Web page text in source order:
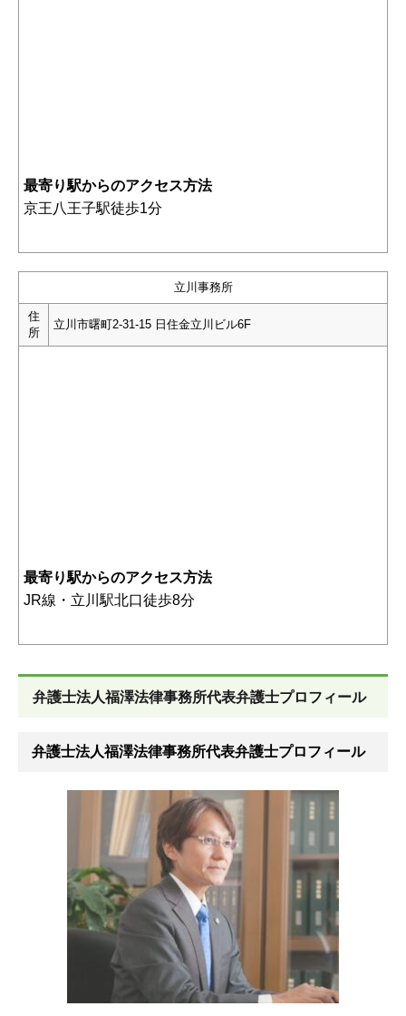
最寄り駅からのアクセス方法
京王八王子駅徒歩1分
立川事務所
住
所
立川市曙町2-31-15 日住金立川ビル6F
最寄り駅からのアクセス方法
JR線・立川駅北口徒歩8分
弁護士法人福澤法律事務所代表弁護士プロフィール
弁護士法人福澤法律事務所代表弁護士プロフィール